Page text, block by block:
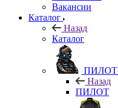
Вакансии
Каталог
Назад
Каталог
ПИЛОТ
Назад
ПИЛОТ